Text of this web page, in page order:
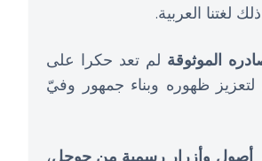
لغتنا العربية.
الموثوقة لم تعد حكرا على
لتعزيز ظهوره وبناء جمهور وفيّ
أصول وأزرار رسمية من جوجل،